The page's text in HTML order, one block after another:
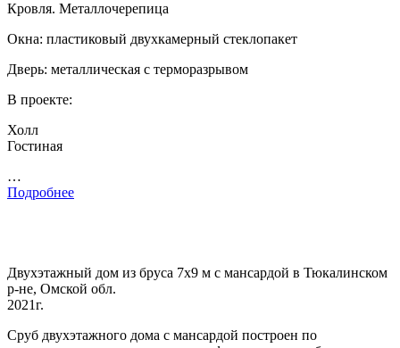
Кровля. Металлочерепица
Окна: пластиковый двухкамерный стеклопакет
Дверь: металлическая с терморазрывом
В проекте:
Холл
Гостиная
…
Подробнее
Двухэтажный дом из бруса 7х9 м с мансардой в Тюкалинском
р-не, Омской обл.
2021г.
Сруб двухэтажного дома с мансардой построен по